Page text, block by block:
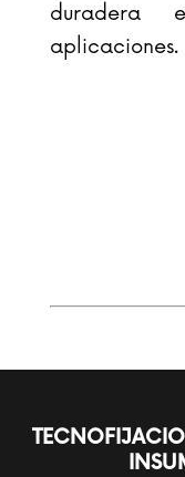
duradera
aplicaciones.